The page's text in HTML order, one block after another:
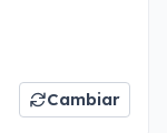
Cambiar